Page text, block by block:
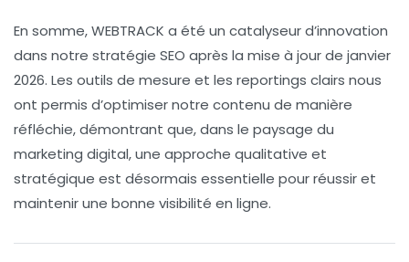
En somme,WEBTRACK a été un catalyseur d’innovation
dans notre stratégie SEO après la mise à jour de janvier
2026. Les outils de mesure et les reportings clairs nous
ont permis d’optimiser notre contenu de manière
réfléchie, démontrant que, dans le paysage du
marketing digital, une approche qualitative et
stratégique est désormais essentielle pour réussir et
maintenir une bonne visibilité en ligne.